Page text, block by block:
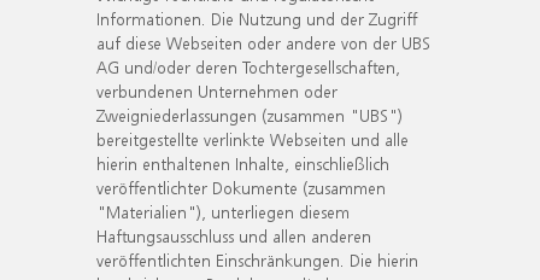
Informationen. Die Nutzung und der Zugriff
auf diese Webseiten oder andere von der UBS
AG und/oder deren Tochtergesellschaften,
verbundenen Unternehmen oder
Zweigniederlassungen (zusammen "UBS")
bereitgestellte verlinkte Webseiten und alle
hierin enthaltenen Inhalte, einschließlich
veröffentlichter Dokumente (zusammen
"Materialien"), unterliegen diesem
Haftungsausschluss und allen anderen
veröffentlichten Einschränkungen. Die hierin